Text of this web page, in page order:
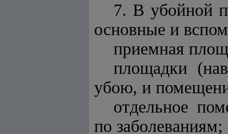
7. В убойной
основные и
приемная
площадки
убою, и
отдельное
по заболеваниям;